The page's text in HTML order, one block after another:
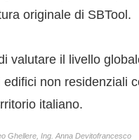
originale di SBTool.
valutare il livello
non residenziali
italiano.
Ghellere, Ing. Anna Devitofrancesco